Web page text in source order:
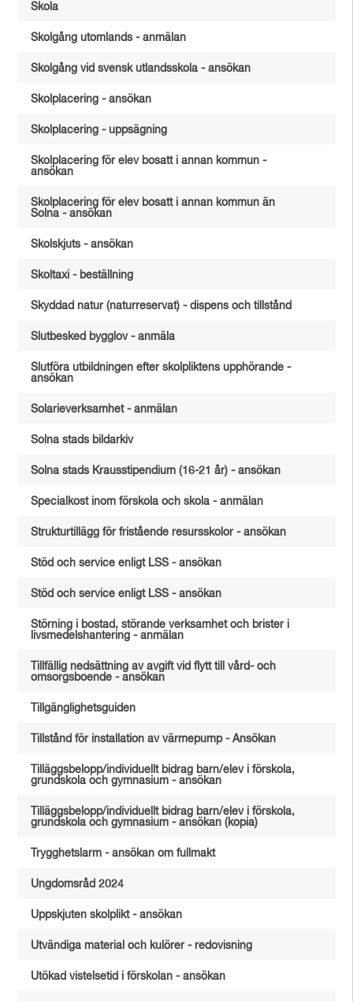
Skola
Skolgång utomlands - anmälan
Skolgång vid svensk utlandsskola - ansökan
Skolplacering - ansökan
Skolplacering - uppsägning
Skolplacering för elev bosatt i annan kommun -
ansökan
Skolplacering för elev bosatt i annan kommun än
Solna - ansökan
Skolskjuts - ansökan
Skoltaxi - beställning
Skyddad natur (naturreservat) - dispens och tillstånd
Slutbesked bygglov - anmäla
Slutföra utbildningen efter skolpliktens upphörande -
ansökan
Solarieverksamhet - anmälan
Solna stads bildarkiv
Solna stads Krausstipendium (16-21 år) - ansökan
Specialkost inom förskola och skola - anmälan
Strukturtillägg för fristående resursskolor - ansökan
Stöd och service enligt LSS - ansökan
Stöd och service enligt LSS - ansökan
Störning i bostad, störande verksamhet och brister i
livsmedelshantering - anmälan
Tillfällig nedsättning av avgift vid flytt till vård- och
omsorgsboende - ansökan
Tillgänglighetsguiden
Tillstånd för installation av värmepump - Ansökan
Tilläggsbelopp/individuellt bidrag barn/elev i förskola,
grundskola och gymnasium - ansökan
Tilläggsbelopp/individuellt bidrag barn/elev i förskola,
grundskola och gymnasium - ansökan (kopia)
Trygghetslarm - ansökan om fullmakt
Ungdomsråd 2024
Uppskjuten skolplikt - ansökan
Utvändiga material och kulörer - redovisning
Utökad vistelsetid i förskolan - ansökan